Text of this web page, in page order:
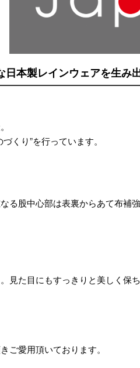
日本製レインウェアを生み
くり”を行っています。
る股中心部は表裏からあて布補
。見た目にもすっきりと美しく保
ご愛用頂いております。